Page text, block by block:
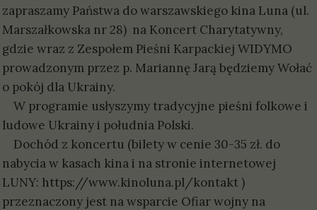
zapraszamy Państwa do warszawskiego kina Luna (ul.
Marszałkowska nr 28) na Koncert Charytatywny,
gdzie wraz z Zespołem Pieśni Karpackiej WIDYMO
prowadzonym przez p. Mariannę Jarą będziemy Wołać
o pokój dla Ukrainy.
W programie usłyszymy tradycyjne pieśni folkowe i
ludowe Ukrainy i południa Polski.
Dochód z koncertu (bilety w cenie 30-35 zł. do
nabycia w kasach kina i na stronie internetowej
LUNY: https://www.kinoluna.pl/kontakt )
przeznaczony jest na wsparcie Ofiar wojny na